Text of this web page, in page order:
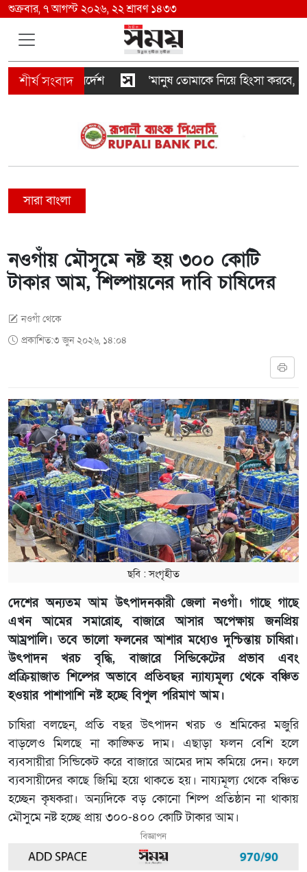
শুক্রবার, ৭ আগস্ট ২০২৬, ২২ শ্রাবণ ১৪৩৩
নির্দেশ ‘মানুষ তোমাকে নিয়ে হিংসা করবে, এটাই
সারা বাংলা
নওগাঁয় মৌসুমে নষ্ট হয় ৩০০ কোটি
টাকার আম, শিল্পায়নের দাবি চাষিদের
নওগাঁ থেকে
প্রকাশিত:৩ জুন ২০২৬, ১৪:০৪
ছবি ‍: সংগৃহীত
দেশের অন্যতম আম উৎপাদনকারী জেলা নওগাঁ। গাছে গাছে
এখন আমের সমারোহ, বাজারে আসার অপেক্ষায় জনপ্রিয়
আম্রপালি। তবে ভালো ফলনের আশার মধ্যেও দুশ্চিন্তায় চাষিরা।
উৎপাদন খরচ বৃদ্ধি, বাজারে সিন্ডিকেটের প্রভাব এবং
প্রক্রিয়াজাত শিল্পের অভাবে প্রতিবছর ন্যায্যমূল্য থেকে বঞ্চিত
হওয়ার পাশাপাশি নষ্ট হচ্ছে বিপুল পরিমাণ আম।
চাষিরা বলছেন, প্রতি বছর উৎপাদন খরচ ও শ্রমিকের মজুরি
বাড়লেও মিলছে না কাঙ্ক্ষিত দাম। এছাড়া ফলন বেশি হলে
ব্যবসায়ীরা সিন্ডিকেট করে বাজারে আমের দাম কমিয়ে দেন। ফলে
ব্যবসায়ীদের কাছে জিম্মি হয়ে থাকতে হয়। নায্যমূল্য থেকে বঞ্চিত
হচ্ছেন কৃষকরা। অন্যদিকে বড় কোনো শিল্প প্রতিষ্ঠান না থাকায়
মৌসুমে নষ্ট হচ্ছে প্রায় ৩০০-৪০০ কোটি টাকার আম।
বিজ্ঞাপন